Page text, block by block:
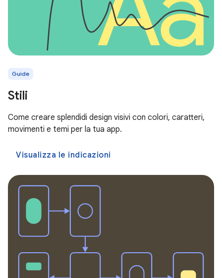
Guide
Stili
Come creare splendidi design visivi con colori, caratteri,
movimenti e temi per la tua app.
Visualizza le indicazioni